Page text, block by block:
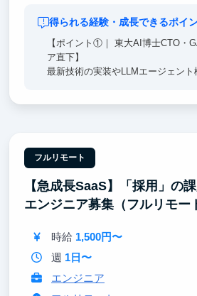
得られる経験・成長できるポイ
【ポイント①｜ 東大AI博士CTO・
ア直下】
最新技術の実装やLLMエージェント
ます。マッキンゼー出身の代表や精
最新技術がビジネス価値に変わる瞬
す。
【ポイント③｜ 開発から社会実装ま
検証（PoC）から本番環境へのデプ
貫。最大手ゼネコン様等への導入プ
フルリモート
【急成長SaaS】「採用」の
エンジニア募集（フルリモー
時給 1,500円〜
週 1日〜
エンジニア